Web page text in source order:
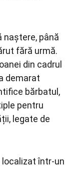
naștere, până
fără urmă.
din cadrul
demarat
bărbatul,
pentru
legate de
localizat într-un